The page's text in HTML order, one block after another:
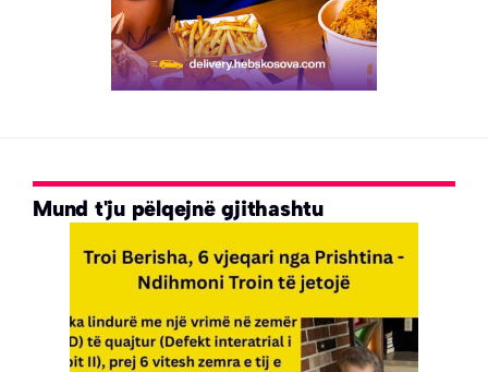
Mund t'ju pëlqejnë gjithashtu